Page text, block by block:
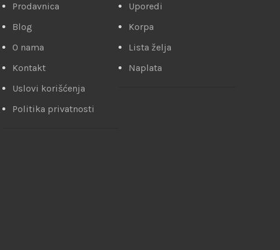
Prodavnica
Blog
O nama
Kontakt
Uslovi korišćenja
Politika privatnosti
Uporedi
Korpa
Lista želja
Naplata